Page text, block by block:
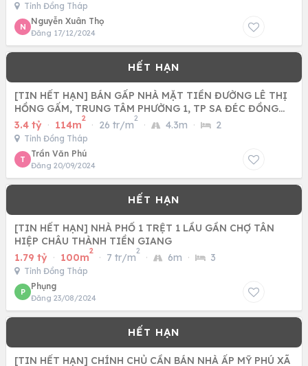
Tỉnh Đồng Tháp
N
Nguyễn Xuân Thọ
Đăng 17/12/2024
[TIN HẾT HẠN] BÁN GẤP NHÀ MẶT TIỀN ĐƯỜNG LÊ THỊ
HỒNG GẤM, TRUNG TÂM PHƯỜNG 1, TP SA ĐÉC ĐỒNG
THÁP
3.4 tỷ · 114m
2
· 26 tr/m
2
· 4.3m · 2
Tỉnh Đồng Tháp
T
Trần Văn Phú
Đăng 20/09/2024
[TIN HẾT HẠN] NHÀ PHỐ 1 TRỆT 1 LẦU GẦN CHỢ TÂN
HIỆP CHÂU THÀNH TIỀN GIANG
1.79 tỷ · 100m
2
· 7 tr/m
2
· 6m · 3
Tỉnh Đồng Tháp
P
Phụng
Đăng 23/08/2024
[TIN HẾT HẠN] CHÍNH CHỦ CẦN BÁN NHÀ ẤP MỸ PHÚ XÃ